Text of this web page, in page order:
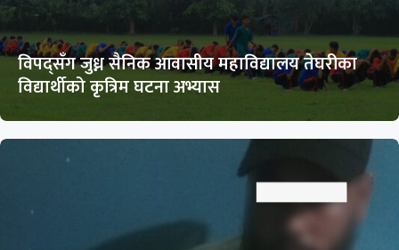
विपद्सँग जुध्न सैनिक आवासीय महाविद्यालय तेघरीका
विद्यार्थीको कृत्रिम घटना अभ्यास